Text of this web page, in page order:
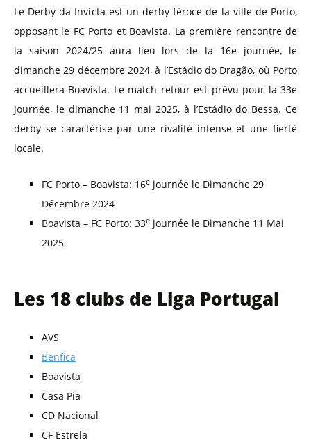
Le Derby da Invicta est un derby féroce de la ville de Porto,
opposant le FC Porto et Boavista. La première rencontre de
la saison 2024/25 aura lieu lors de la 16e journée, le
dimanche 29 décembre 2024, à l’Estádio do Dragão, où Porto
accueillera Boavista. Le match retour est prévu pour la 33e
journée, le dimanche 11 mai 2025, à l’Estádio do Bessa. Ce
derby se caractérise par une rivalité intense et une fierté
locale.
FC Porto – Boavista: 16e journée le Dimanche 29
Décembre 2024
Boavista – FC Porto: 33e journée le Dimanche 11 Mai
2025
Les 18 clubs de Liga Portugal
AVS
Benfica
Boavista
Casa Pia
CD Nacional
CF Estrela